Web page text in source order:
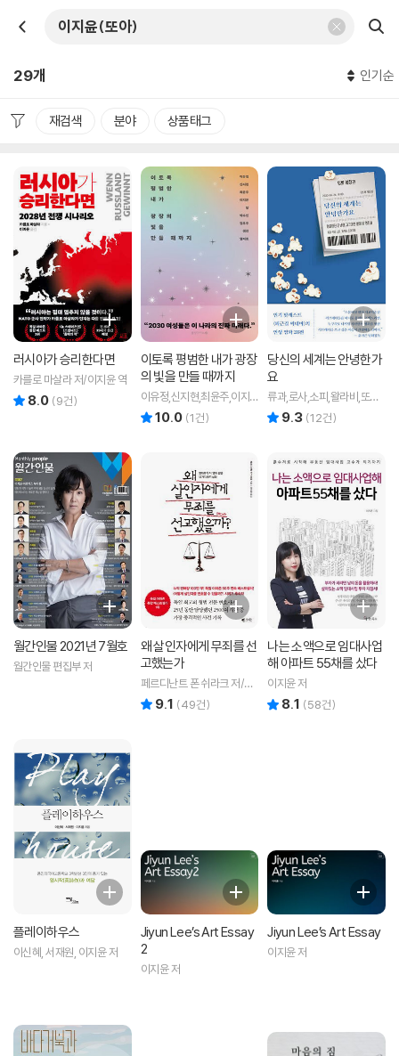
29개 인기순
재검색 분야 상품태그
러시아가 승리한다면
카를로 마살라 저/이지윤 역
8.0 (9건)
이토록 평범한 내가 광장
의 빛을 만들 때까지
이유정,신지현,최윤주,이지
윤,탐,박수빈,김후주,생강,엄
지효 등저
10.0 (1건)
당신의 세계는 안녕한가
요
류과,로사,소피,왈라비,또아
공저9.3 (12건)
월간인물 2021년 7월호
월간인물 편집부 저
왜 살인자에게 무죄를 선
고했는가
페르디난트 폰 쉬라크 저/이
지윤 역
9.1 (49건)
나는 소액으로 임대사업
해 아파트 55채를 샀다
이지윤 저
8.1 (58건)
플레이하우스
이신혜, 서재원, 이지윤 저
Jiyun Lee’s Art Essay
2
이지윤 저
Jiyun Lee’s Art Essay
이지윤 저